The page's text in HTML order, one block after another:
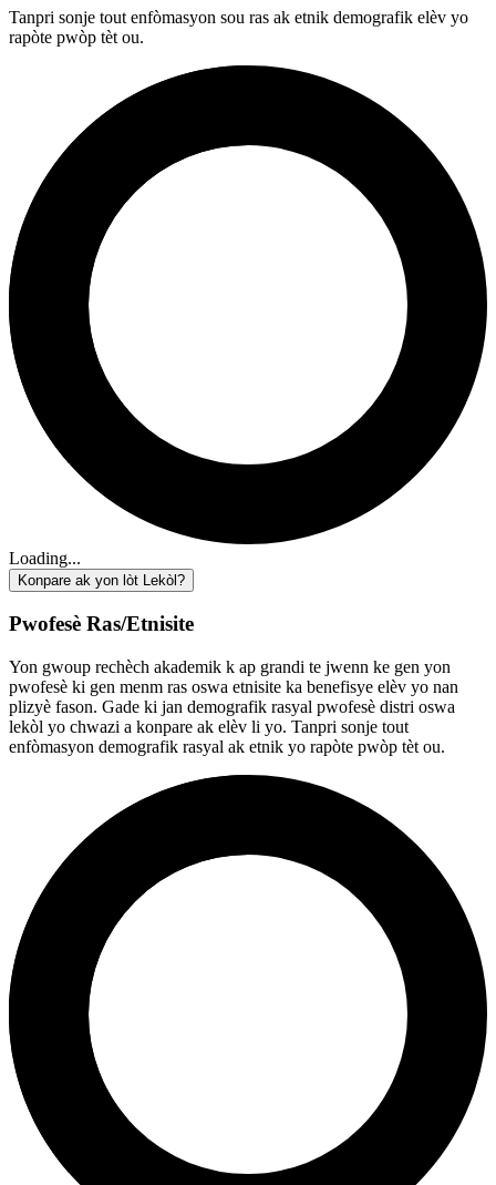
Tanpri sonje tout enfòmasyon sou ras ak etnik demografik elèv yo
rapòte pwòp tèt ou.
Loading...
Konpare ak yon lòt Lekòl?
Pwofesè Ras/Etnisite
Yon gwoup rechèch akademik k ap grandi te jwenn ke gen yon
pwofesè ki gen menm ras oswa etnisite ka benefisye elèv yo nan
plizyè fason. Gade ki jan demografik rasyal pwofesè distri oswa
lekòl yo chwazi a konpare ak elèv li yo. Tanpri sonje tout
enfòmasyon demografik rasyal ak etnik yo rapòte pwòp tèt ou.